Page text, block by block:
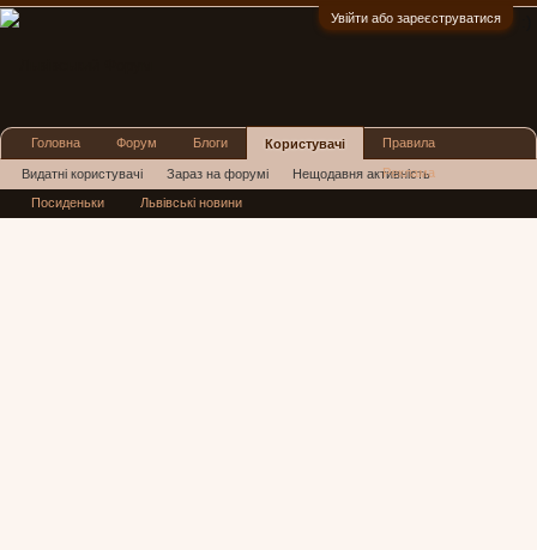
Увійти або зареєструватися
Головна Форум Блоги Користувачі
Видатні користувачі Зараз на форумі Нещодавня активність
Нові повідомлення профілю
Правила
Реклама
Посиденьки Львівські новини